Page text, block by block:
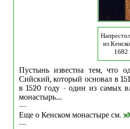
из
1682
Пустынь известна тем, что
Сийский, который основал в
в 1520 году - один из самых
монастырь....
---
Еще о Кенском монастыре см.
---